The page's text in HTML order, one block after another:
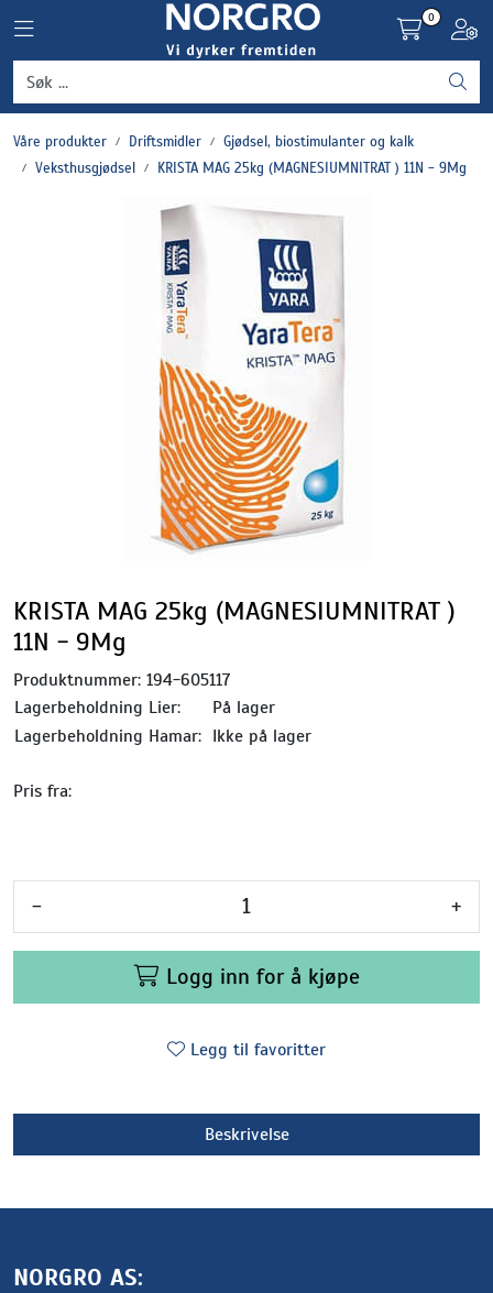
Toggle navigation
0
Våre produkter Driftsmidler
Gjødsel, biostimulanter og kalk
Veksthusgjødsel
KRISTA MAG 25kg (MAGNESIUMNITRAT ) 11N - 9Mg
KRISTA MAG 25kg (MAGNESIUMNITRAT )
11N - 9Mg
Produktnummer: 194-605117
Lagerbeholdning Lier:
På lager
Lagerbeholdning Hamar: Ikke på lager
Pris fra:
- +
Logg inn for å kjøpe
Legg til favoritter
Beskrivelse
NORGRO AS:
Grønnsaker
Settepotet og setteløk
Plantevern og nyttedyr
Blomster, potter og brett